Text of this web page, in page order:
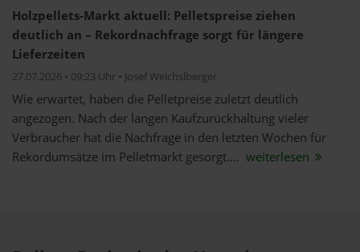
Holzpellets-Markt aktuell: Pelletspreise ziehen
deutlich an – Rekordnachfrage sorgt für längere
Lieferzeiten
27.07.2026 • 09:23 Uhr • Josef Weichslberger
Wie erwartet, haben die Pelletpreise zuletzt deutlich
angezogen. Nach der langen Kaufzurückhaltung vieler
Verbraucher hat die Nachfrage in den letzten Wochen für
Rekordumsätze im Pelletmarkt gesorgt.... weiterlesen